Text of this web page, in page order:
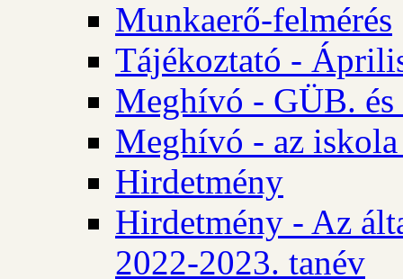
Munkaerő-felmérés
Tájékoztató -
Meghívó - GÜB.
Meghívó - az iskola
Hirdetmény
Hirdetmény - Az
2022-2023. tanév